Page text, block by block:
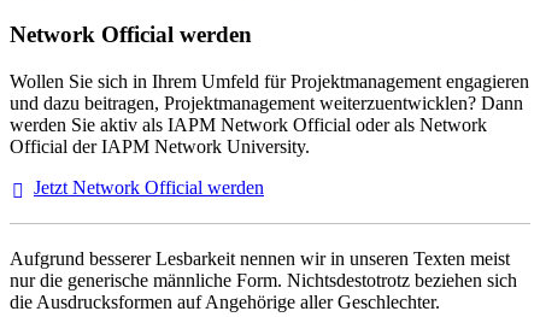
Network Official werden
Wollen Sie sich in Ihrem Umfeld für Projektmanagement engagieren
und dazu beitragen, Projektmanagement weiterzuentwicklen? Dann
werden Sie aktiv als IAPM Network Official oder als Network
Official der IAPM Network University.
Jetzt Network Official werden
Aufgrund besserer Lesbarkeit nennen wir in unseren Texten meist
nur die generische männliche Form. Nichtsdestotrotz beziehen sich
die Ausdrucksformen auf Angehörige aller Geschlechter.